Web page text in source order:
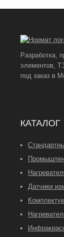
Разработка,
элементов,
под заказ в
КАТАЛОГ
Датчики